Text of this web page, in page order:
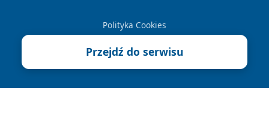
Polityka Cookies
Przejdź do serwisu